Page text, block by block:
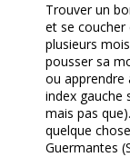
Trouver un
et se coucher
plusieurs
pousser sa
ou apprendre
index gauche
mais pas
quelque
Guermantes